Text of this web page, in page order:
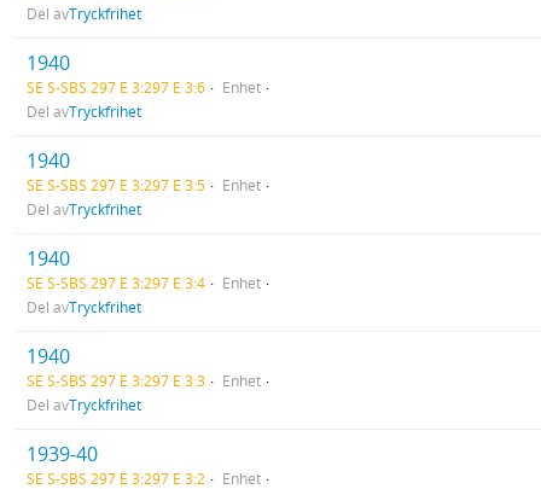
Del avTryckfrihet
1940
SE S-SBS 297 E 3:297 E 3:6
Enhet
Del avTryckfrihet
1940
SE S-SBS 297 E 3:297 E 3:5
Enhet
Del avTryckfrihet
1940
SE S-SBS 297 E 3:297 E 3:4
Enhet
Del avTryckfrihet
1940
SE S-SBS 297 E 3:297 E 3:3
Enhet
Del avTryckfrihet
1939-40
SE S-SBS 297 E 3:297 E 3:2
Enhet